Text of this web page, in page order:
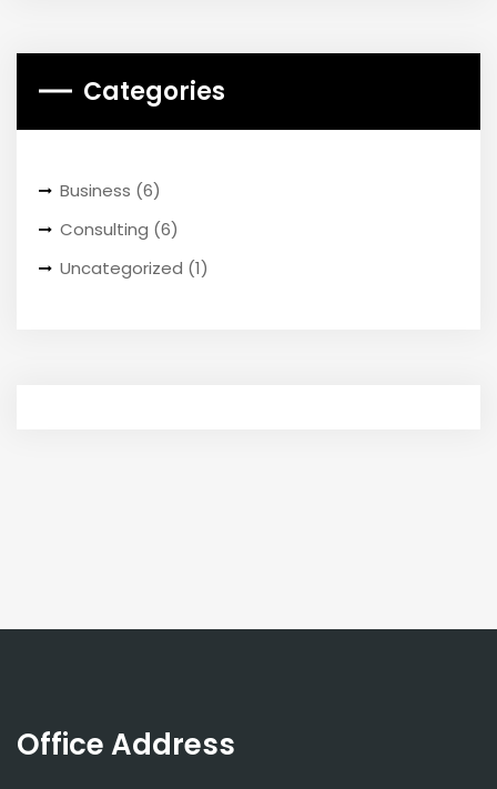
Categories
Business (6)
Consulting (6)
Uncategorized (1)
Office Address